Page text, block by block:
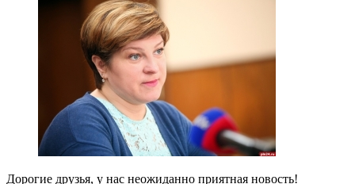
Дорогие друзья, у нас неожиданно приятная новость!